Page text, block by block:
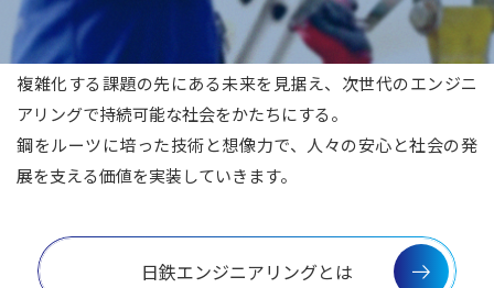
複雑化する課題の先にある未来を見据え、次世代のエンジニ
アリングで持続可能な社会をかたちにする。
鋼をルーツに培った技術と想像力で、人々の安心と社会の発
展を支える価値を実装していきます。
日鉄エンジニアリングとは